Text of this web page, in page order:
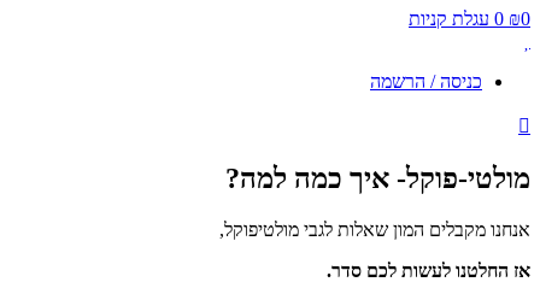
₪0
0 עגלת קניות
כניסה / הרשמה
מולטי-פוקל- איך כמה למה?
אנחנו מקבלים המון שאלות לגבי מולטיפוקל,
אז החלטנו לעשות לכם סדר.